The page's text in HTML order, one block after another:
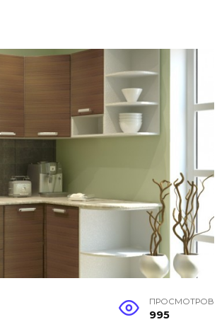
ПРОСМОТРОВ
995